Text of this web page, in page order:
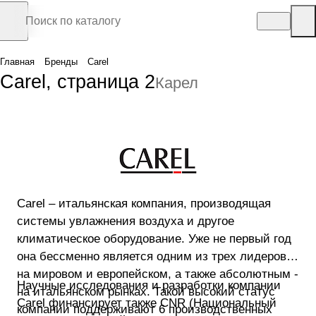
Главная Бренды Carel
Carel, страница 2Карел
Carel – итальянская компания, производящая
системы увлажнения воздуха и другое
климатическое оборудование. Уже не первый год
она бессменно является одним из трех лидеров
на мировом и европейском, а также абсолютным -
на итальянском рынках. Такой высокий статус
компании поддерживают 6 производственных
Научные исследования и разработки компании
Carel финансирует также CNR (Национальный